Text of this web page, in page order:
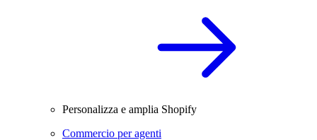
Personalizza e amplia Shopify
Commercio per agenti